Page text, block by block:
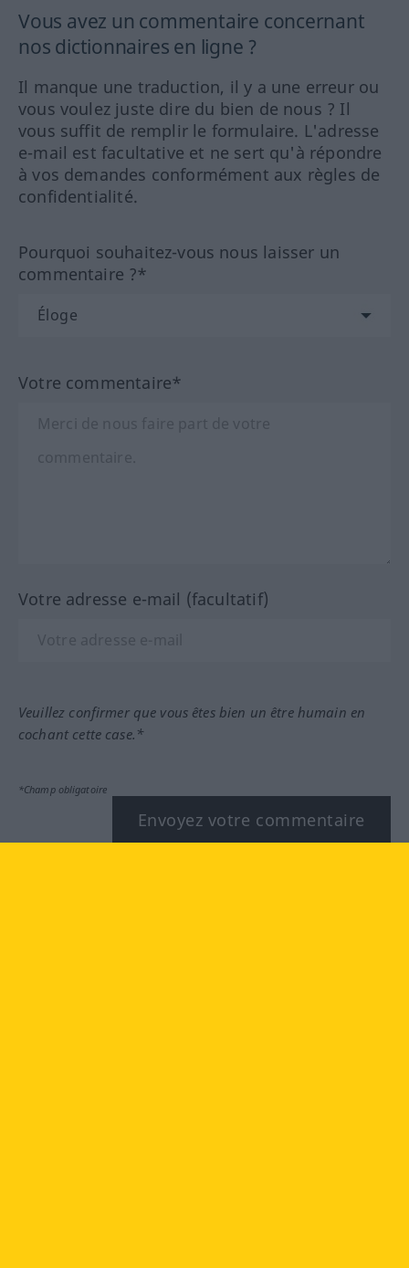
Vous avez un commentaire concernant
nos dictionnaires en ligne ?
Il manque une traduction, il y a une erreur ou
vous voulez juste dire du bien de nous ? Il
vous suffit de remplir le formulaire. L'adresse
e-mail est facultative et ne sert qu'à répondre
à vos demandes conformément aux règles de
confidentialité.
Pourquoi souhaitez-vous nous laisser un
commentaire ?*
Votre commentaire*
Votre adresse e-mail (facultatif)
Veuillez confirmer que vous êtes bien un être humain en
cochant cette case.*
*Champ obligatoire
Envoyez votre commentaire